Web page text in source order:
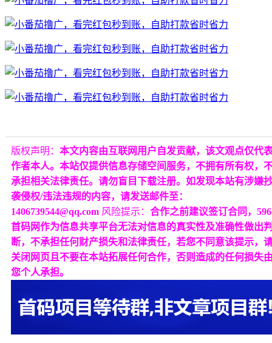
版权声明： 本文内容由互联网用户自发贡献，该文观点仅代
作者本人。本站仅提供信息存储空间服务，不拥有所有权，
承担相关法律责任。请勿盲目下载注册。如发现本站有涉嫌
袭侵权/违法违规的内容，请发送邮件至：
1406739544@qq.com 风险提示： 合作之前建议签订合同，596
首码网作为信息共享平台无法对信息的真实性及准确性做出
断，不承担任何财产损失和法律责任，若您不同意该提示，
关闭网页且不要在本站拓展任何合作，否则造成的任何损失
您个人承担。